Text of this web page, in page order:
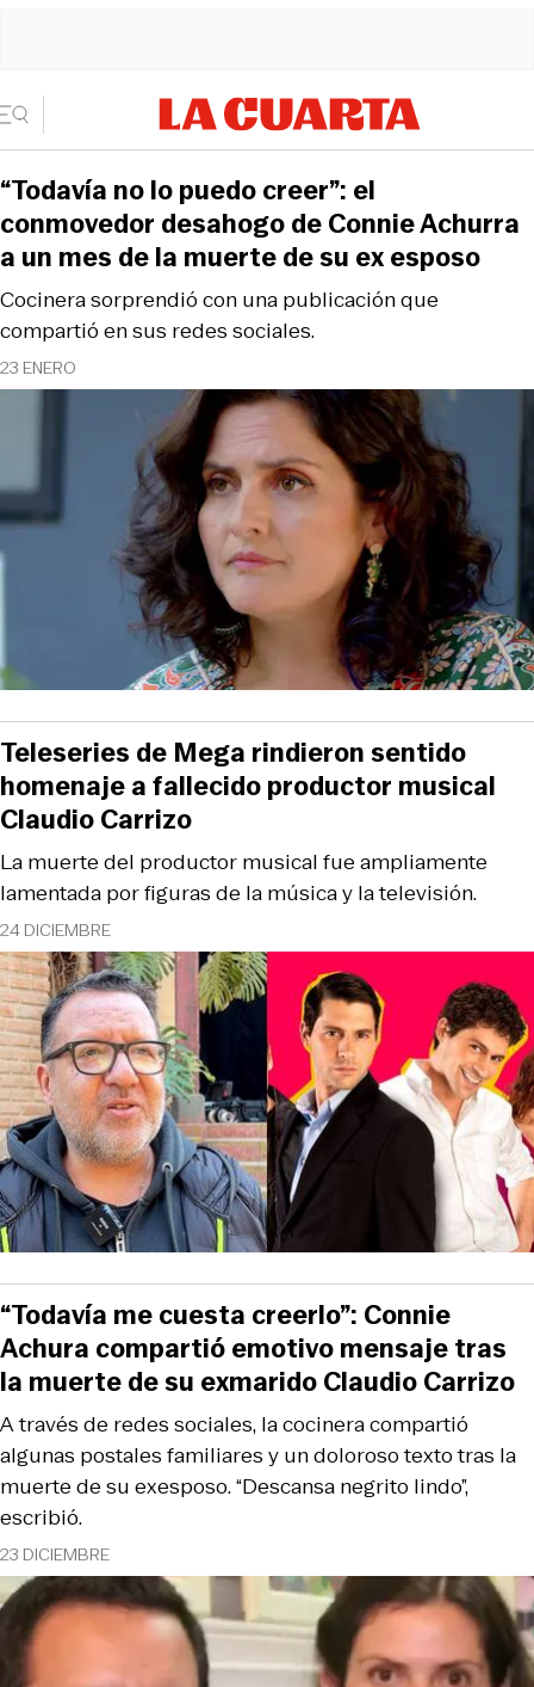
23 ENERO
Cocinera sorprendió con una publicación que
compartió en sus redes sociales.
“Todavía no lo puedo creer”: el
conmovedor desahogo de Connie Achurra
a un mes de la muerte de su ex esposo
24 DICIEMBRE
La muerte del productor musical fue ampliamente
lamentada por figuras de la música y la televisión.
Teleseries de Mega rindieron sentido
homenaje a fallecido productor musical
Claudio Carrizo
23 DICIEMBRE
A través de redes sociales, la cocinera compartió
algunas postales familiares y un doloroso texto tras la
muerte de su exesposo. “Descansa negrito lindo”,
escribió.
“Todavía me cuesta creerlo”: Connie
Achura compartió emotivo mensaje tras
la muerte de su exmarido Claudio Carrizo